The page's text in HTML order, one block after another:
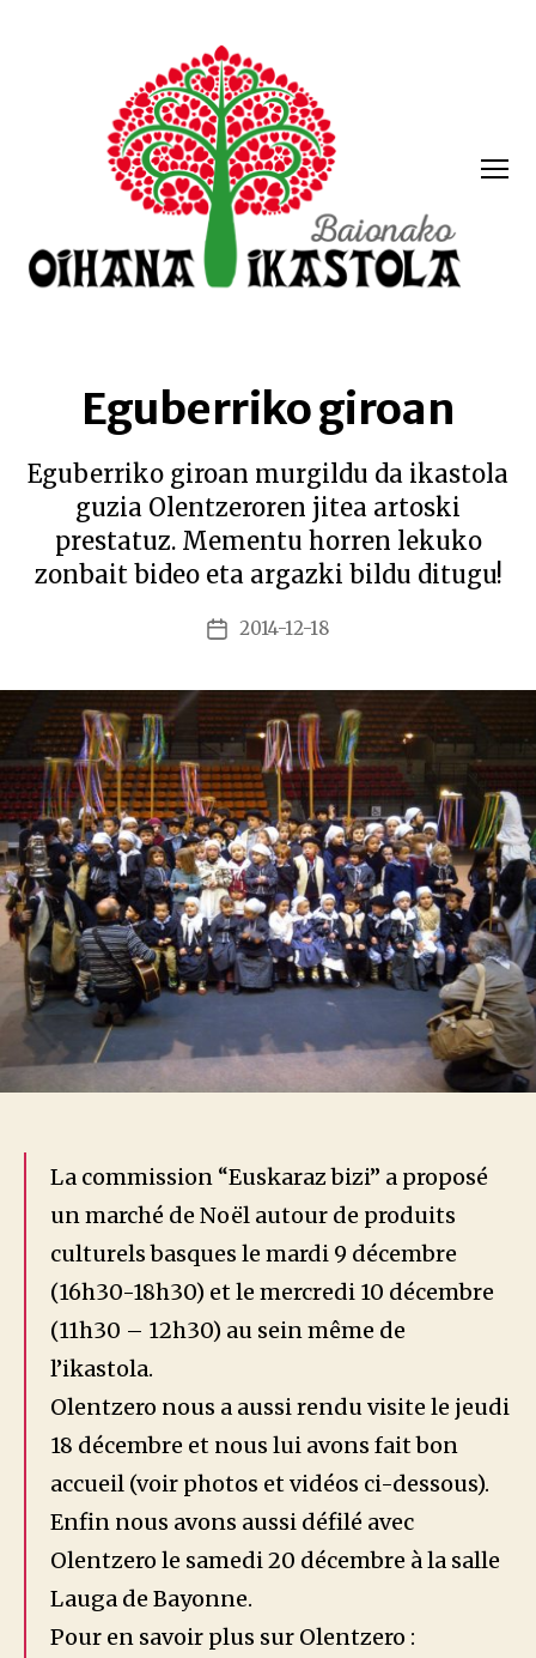
Eguberriko giroan
Eguberriko giroan murgildu da ikastola
guzia Olentzeroren jitea artoski
prestatuz. Mementu horren lekuko
zonbait bideo eta argazki bildu ditugu!
Argitalpenaren
2014-12-18
La commission “Euskaraz bizi” a proposé
un marché de Noël autour de produits
culturels basques le mardi 9 décembre
(16h30-18h30) et le mercredi 10 décembre
(11h30 – 12h30) au sein même de
l’ikastola.
Olentzero nous a aussi rendu visite le jeudi
18 décembre et nous lui avons fait bon
accueil (voir photos et vidéos ci-dessous).
Enfin nous avons aussi défilé avec
Olentzero le samedi 20 décembre à la salle
Lauga de Bayonne.
Pour en savoir plus sur Olentzero :